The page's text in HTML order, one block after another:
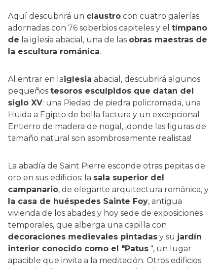
Aquí descubrirá un claustro con cuatro galerías
adornadas con 76 soberbios capiteles y el tímpano
de la iglesia abacial, una de las obras maestras de
la escultura románica.
Al entrar en laiglesia abacial, descubrirá algunos
pequeños tesoros esculpidos que datan del
siglo XV: una Piedad de piedra policromada, una
Huida a Egipto de bella factura y un excepcional
Entierro de madera de nogal, ¡donde las figuras de
tamaño natural son asombrosamente realistas!
La abadía de Saint Pierre esconde otras pepitas de
oro en sus edificios: la sala superior del
campanario, de elegante arquitectura románica, y
la casa de huéspedes Sainte Foy, antigua
vivienda de los abades y hoy sede de exposiciones
temporales, que alberga una capilla con
decoraciones medievales pintadas y su jardín
interior conocido como el "Patus ", un lugar
apacible que invita a la meditación. Otros edificios